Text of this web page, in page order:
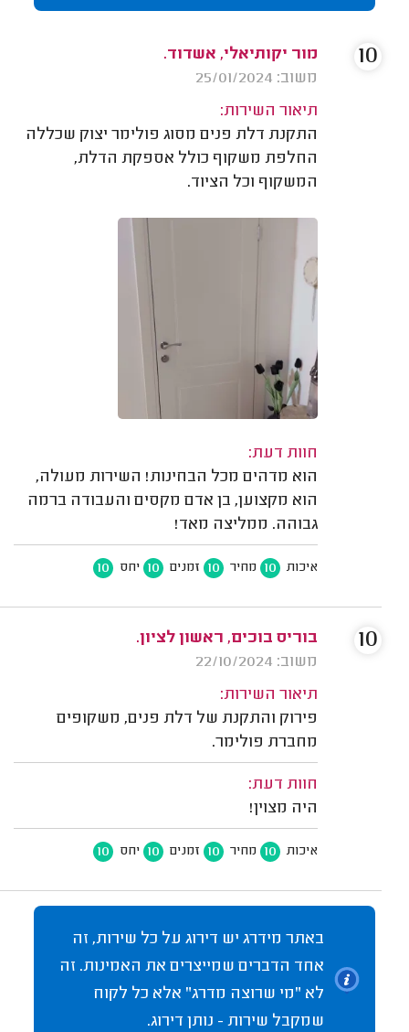
מור יקותיאלי, אשדוד.
משוב: 25/01/2024
תיאור השירות:
התקנת דלת פנים מסוג פולימר יצוק שכללה
החלפת משקוף כולל אספקת הדלת,
המשקוף וכל הציוד.
חוות דעת:
הוא מדהים מכל הבחינות! השירות מעולה,
הוא מקצוען, בן אדם מקסים והעבודה ברמה
גבוהה. ממליצה מאד!
איכות 10 מחיר 10 זמנים 10 יחס 10
10
בוריס בוכים, ראשון לציון.
משוב: 22/10/2024
תיאור השירות:
פירוק והתקנת של דלת פנים, משקופים
מחברת פולימר.
חוות דעת:
היה מצוין!
איכות 10 מחיר 10 זמנים 10 יחס 10
10
באתר מידרג יש דירוג על כל שירות, זה
אחד הדברים שמייצרים את האמינות. זה
לא "מי שרוצה מדרג" אלא כל לקוח
שמקבל שירות - נותן דירוג.